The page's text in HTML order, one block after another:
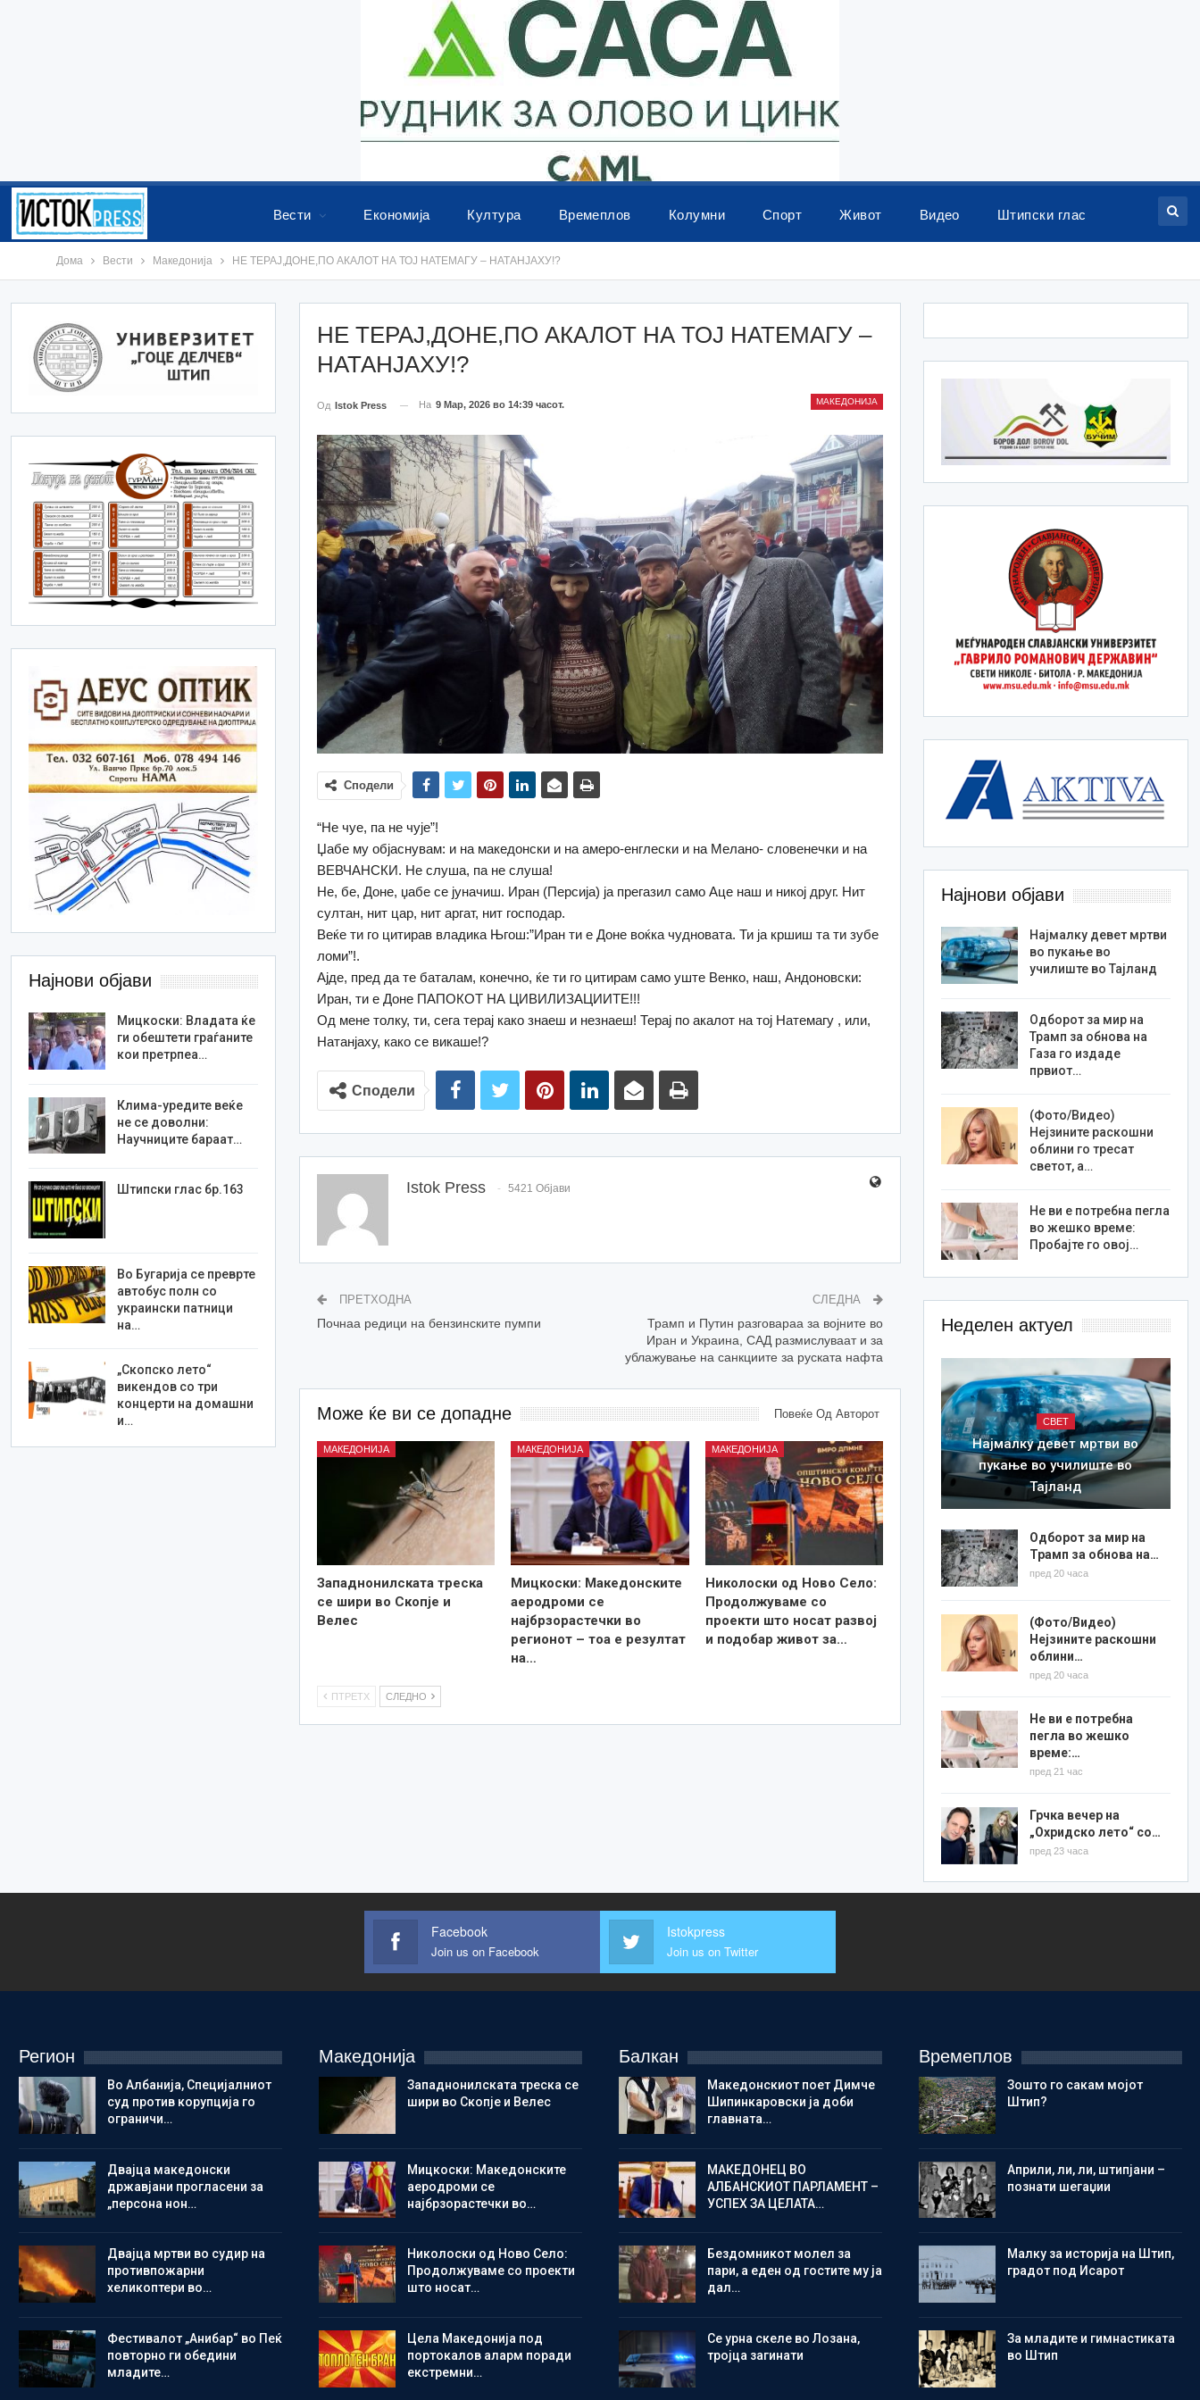
Вести Економија Култура Времеплов Колумни Спорт Живот Видео Штипски глас
Дома Вести Македонија НЕ ТЕРАЈ,ДОНЕ,ПО АКАЛОТ НА ТОЈ НАТЕМАГУ – НАТАНЈАХУ!?
НЕ ТЕРАЈ,ДОНЕ,ПО АКАЛОТ НА ТОЈ НАТЕМАГУ –
НАТАНЈАХУ!?
МАКЕДОНИЈА
Од Istok Press На 9 Мар, 2026 во 14:39 часот.
Сподели
“Не чуе, па не чује”!
Џабе му објаснувам: и на македонски и на амеро-енглески и на Мелано- словенечки и на
ВЕВЧАНСКИ. Не слуша, па не слуша!
Не, бе, Доне, џабе се јуначиш. Иран (Персија) ја прегазил само Аце наш и никој друг. Нит
султан, нит цар, нит аргат, нит господар.
Веќе ти го цитирав владика Њгош:”Иран ти е Доне воќка чудновата. Ти ја кршиш та ти зубе
ломи”!.
Ајде, пред да те баталам, конечно, ќе ти го цитирам само уште Венко, наш, Андоновски:
Иран, ти е Доне ПАПОКОТ НА ЦИВИЛИЗАЦИИТЕ!!!
Од мене толку, ти, сега терај како знаеш и незнаеш! Терај по акалот на тој Натемагу , или,
Натанјаху, како се викаше!?
Сподели
Istok Press 5421 Објави
ПРЕТХОДНА
Почнаа редици на бензинските пумпи
СЛЕДНА
Трамп и Путин разговараа за војните во
Иран и Украина, САД размислуваат и за
ублажување на санкциите за руската нафта
Може ќе ви се допадне Повеќе Од Авторот
МАКЕДОНИЈА
Западнонилската треска
се шири во Скопје и
Велес
МАКЕДОНИЈА
Мицкоски: Македонските
аеродроми се
најбрзорастечки во
регионот – тоа е резултат
на…
МАКЕДОНИЈА
Николоски од Ново Село:
Продолжуваме со
проекти што носат развој
и подобар живот за…
ПТРЕТХ СЛЕДНО
Најнови објави
Најмалку девет мртви
во пукање во
училиште во Тајланд
Одборот за мир на
Трамп за обнова на
Газа го издаде
првиот…
(Фото/Видео)
Нејзините раскошни
облини го тресат
светот, а…
Не ви е потребна пегла
во жешко време:
Пробајте го овој…
Неделен актуел
СВЕТ
Најмалку девет мртви во
пукање во училиште во
Тајланд
Одборот за мир на
Трамп за обнова на…
пред 20 часа
(Фото/Видео)
Нејзините раскошни
облини…
пред 20 часа
Не ви е потребна
пегла во жешко
време:…
пред 21 час
Грчка вечер на
„Охридско лето“ со…
пред 23 часа
Најнови објави
Мицкоски: Владата ќе
ги обештети граѓаните
кои претрпеа…
Клима-уредите веќе
не се доволни:
Научниците бараат…
Штипски глас бр.163
Во Бугарија се преврте
автобус полн со
украински патници
на…
„Скопско лето“
викендов со три
концерти на домашни
и…
Facebook
Join us on Facebook
Istokpress
Join us on Twitter
Регион
Во Албанија, Специјалниот
суд против корупција го
ограничи…
Двајца македонски
државјани прогласени за
„персона нон…
Двајца мртви во судир на
противпожарни
хеликоптери во…
Фестивалот „Анибар“ во Пеќ
повторно ги обедини
младите…
Македонија
Западнонилската треска се
шири во Скопје и Велес
Мицкоски: Македонските
аеродроми се
најбрзорастечки во…
Николоски од Ново Село:
Продолжуваме со проекти
што носат…
Цела Македонија под
портокалов аларм поради
екстремни…
Балкан
Македонскиот поет Димче
Шипинкаровски ја доби
главната…
МАКЕДОНЕЦ ВО
АЛБАНСКИОТ ПАРЛАМЕНТ –
УСПЕХ ЗА ЦЕЛАТА…
Бездомникот молел за
пари, а еден од гостите му ја
дал…
Се урна скеле во Лозана,
тројца загинати
Времеплов
Зошто го сакам мојот
Штип?
Aприли, ли, ли, штипјани –
познати шегаџии
Малку за историја на Штип,
градот под Исарот
Зa младите и гимнастиката
во Штип